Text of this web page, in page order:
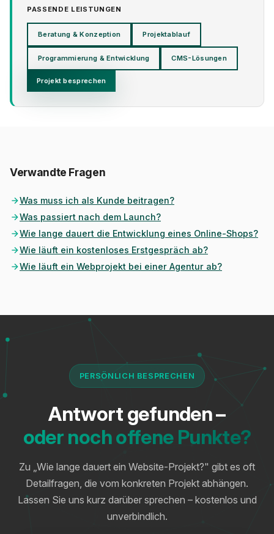
PASSENDE LEISTUNGEN
Beratung & Konzeption Projektablauf
Programmierung & Entwicklung CMS-Lösungen
Projekt besprechen
Verwandte Fragen
Was muss ich als Kunde beitragen?
Was passiert nach dem Launch?
Wie lange dauert die Entwicklung eines Online-Shops?
Wie läuft ein kostenloses Erstgespräch ab?
Wie läuft ein Webprojekt bei einer Agentur ab?
PERSÖNLICH BESPRECHEN
Antwort gefunden –
oder noch offene Punkte?
Zu „Wie lange dauert ein Website-Projekt?" gibt es oft
Detailfragen, die vom konkreten Projekt abhängen.
Lassen Sie uns kurz darüber sprechen – kostenlos und
unverbindlich.